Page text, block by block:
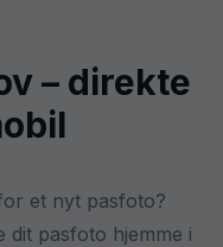
– direkte
et nyt pasfoto?
dit pasfoto hjemme i